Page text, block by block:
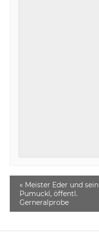
« Meister Eder und sein
Pumuckl, öffentl.
Gerneralprobe